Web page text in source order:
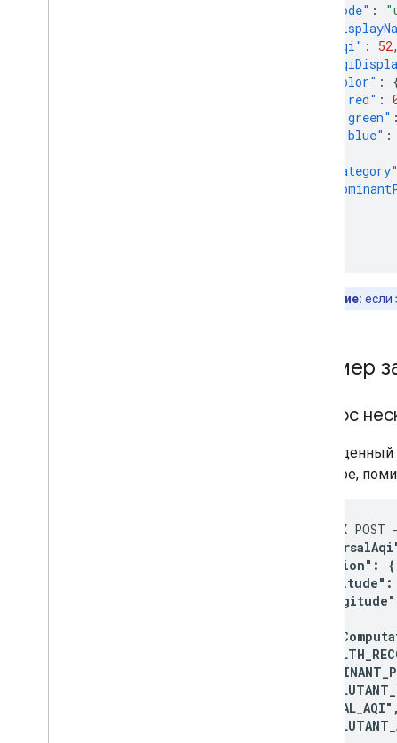
"code" :
"aqi" : 52,
"color" :
"red" :
"green" :
"blue" :
"category"
Примечание: если
Пример
Запрос
Приведенный
примере,
curl -X POST
  "location": {
"latitude":
    "LOCAL_AQI",